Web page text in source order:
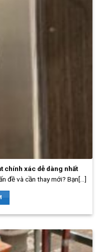
chính xác dễ dàng nhất
đề và cần thay mới? Bạn[...]